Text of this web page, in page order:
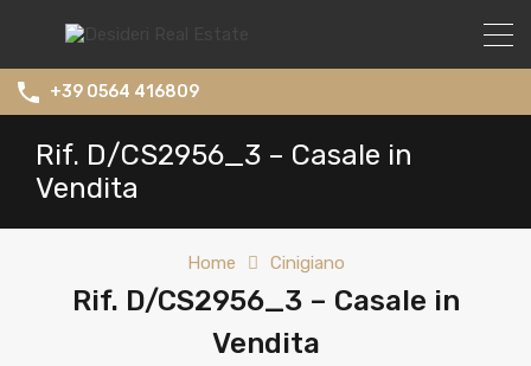
+39 0564 416809
Rif. D/CS2956_3 – Casale in
Vendita
Home Cinigiano
Rif. D/CS2956_3 – Casale in
Vendita